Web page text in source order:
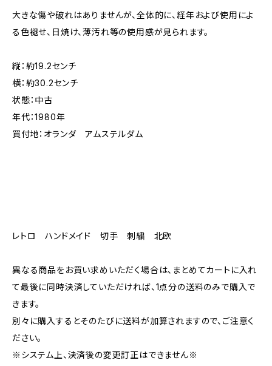
大きな傷や破れはありませんが、全体的に、経年および使用によ
る色褪せ、日焼け、薄汚れ等の使用感が見られます。
縦：約19.2センチ
横：約30.2センチ
状態：中古
年代：1980年
買付地：オランダ アムステルダム
レトロ ハンドメイド 切手 刺繍 北欧
異なる商品をお買い求めいただく場合は、まとめてカートに入れ
て最後に同時決済していただければ、1点分の送料のみで購入で
きます。
別々に購入するとそのたびに送料が加算されますので、ご注意く
ださい。
※システム上、決済後の変更訂正はできません※